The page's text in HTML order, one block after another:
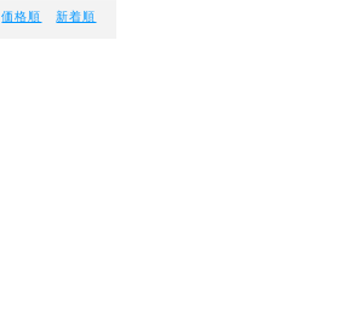
価格順 新着順